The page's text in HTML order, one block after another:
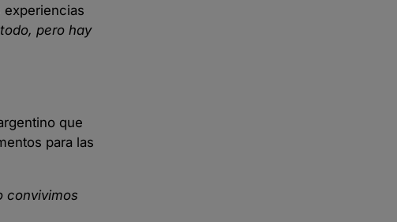
pero hay
que
para las
convivimos